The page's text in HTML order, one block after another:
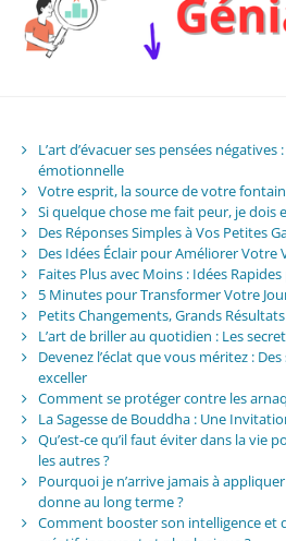
L’art d’évacuer ses pensées
émotionnelle
Votre esprit, la source de votre
Si quelque chose me fait peur, je dois
Des Réponses Simples à Vos Petites
Des Idées Éclair pour Améliorer Votre
Faites Plus avec Moins : Idées
5 Minutes pour Transformer Votre
Petits Changements, Grands Résultats
L’art de briller au quotidien : Les
Devenez l’éclat que vous méritez :
exceller
Comment se protéger contre les
La Sagesse de Bouddha : Une
Qu’est-ce qu’il faut éviter dans la vie
les autres ?
Pourquoi je n’arrive jamais à
donne au long terme ?
Comment booster son intelligence et